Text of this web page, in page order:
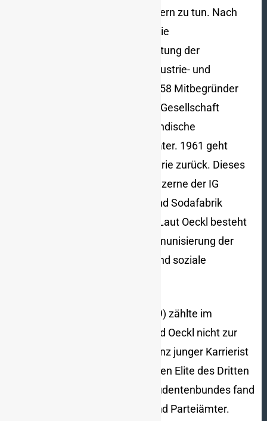
Rekrutierung von Zwangsarbeitern zu tun. Nach
dem Krieg übernimmt er 1951 die
Geschäftsführung sowie die Leitung der
Pressestelle des Deutschen Industrie- und
Handelstages (DIHT) und ist 1958 Mitbegründer
der Deutschen Public Relations Gesellschaft
(DPRG), bis heute die berufsständische
Organisation deutscher PR-Berater. 1961 geht
Oeckl wieder zur Chemie-Industrie zurück. Dieses
Mal zu einem der Nachfolgekonzerne der IG
Farben, der Badischen Anilin- und Sodafabrik
(BASF), deren PR-Chef er wird. Laut Oeckl besteht
das „Hauptziel der PR in der Immunisierung der
Gesellschaft gegen politische und soziale
Franz Ronneberger (1913–1999) zählte im
Unterschied zu Hundhausen und Oeckl nicht zur
Wirtschaftselite, sondern als ganz junger Karrierist
zur politischen und akademischen Elite des Dritten
Reiches. Als Aktivist des NS-Studentenbundes fand
er schnell den Weg in Staats- und Parteiämter.